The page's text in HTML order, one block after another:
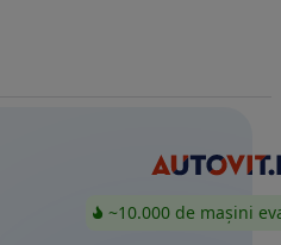
~10.000 de mașini